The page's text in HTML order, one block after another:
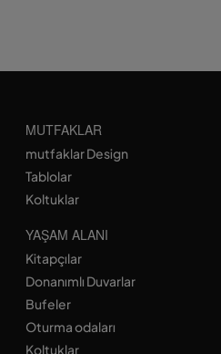
MUTFAKLAR
mutfaklar Design
Tablolar
Koltuklar
YAŞAM ALANI
Kitapçılar
Donanımlı Duvarlar
Bufeler
Oturma odaları
Koltuklar